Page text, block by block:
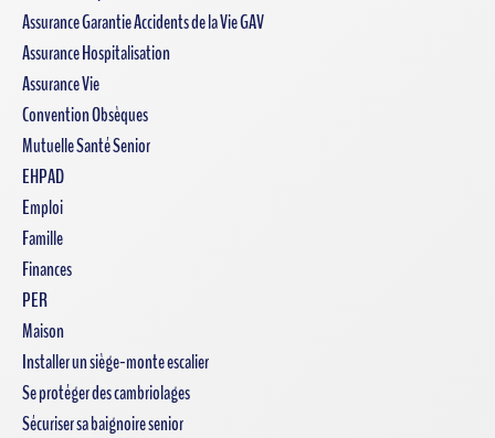
Assurance Garantie Accidents de la Vie GAV
Assurance Hospitalisation
Assurance Vie
Convention Obsèques
Mutuelle Santé Senior
EHPAD
Emploi
Famille
Finances
PER
Maison
Installer un siège-monte escalier
Se protéger des cambriolages
Sécuriser sa baignoire senior